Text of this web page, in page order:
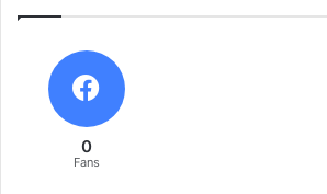
0
Fans